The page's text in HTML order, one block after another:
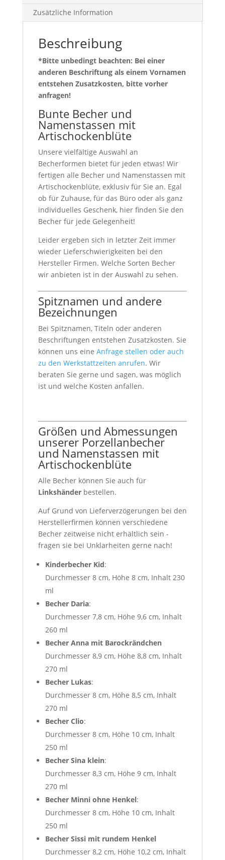
Zusätzliche Information
Beschreibung
*Bitte unbedingt beachten: Bei einer
anderen Beschriftung als einem Vornamen
entstehen Zusatzkosten, bitte vorher
anfragen!
Bunte Becher und
Namenstassen mit
Artischockenblüte
Unsere vielfältige Auswahl an
Becherformen bietet für jeden etwas! Wir
fertigen alle Becher und Namenstassen mit
Artischockenblüte, exklusiv für Sie an. Egal
ob für Zuhause, für das Büro oder als ganz
individuelles Geschenk, hier finden Sie den
Becher für jede Gelegenheit!
Leider ergeben sich in letzter Zeit immer
wieder Lieferschwierigkeiten bei den
Hersteller Firmen. Welche Sorten Becher
wir anbieten ist in der Auswahl zu sehen.
Spitznamen und andere
Bezeichnungen
Bei Spitznamen, Titeln oder anderen
Beschriftungen entstehen Zusatzkosten. Sie
können uns eine Anfrage stellen oder auch
zu den Werkstattzeiten anrufen. Wir
beraten Sie gerne und sagen, was möglich
ist und welche Kosten anfallen.
Größen und Abmessungen
unserer Porzellanbecher
und Namenstassen mit
Artischockenblüte
Alle Becher können Sie auch für
Linkshänderbestellen.
Auf Grund von Lieferverzögerungen bei den
Herstellerfirmen können verschiedene
Becher zeitweise nicht erhältlich sein -
fragen sie bei Unklarheiten gerne nach!
Kinderbecher Kid:
Durchmesser 8 cm, Höhe 8 cm, Inhalt 230
ml
Becher Daria:
Durchmesser 7,8 cm, Höhe 9,6 cm, Inhalt
260 ml
Becher Anna mit Barockrändchen
Durchmesser 8,9 cm, Höhe 8,8 cm, Inhalt
270 ml
Becher Lukas:
Durchmesser 8 cm, Höhe 8,5 cm, Inhalt
270 ml
Becher Clio:
Durchmesser 8 cm, Höhe 10 cm, Inhalt
250 ml
Becher Sina klein:
Durchmesser 8,3 cm, Höhe 9 cm, Inhalt
270 ml
Becher Minni ohne Henkel:
Durchmesser 8 cm, Höhe 10 cm, Inhalt
250 ml
Becher Sissi mit rundem Henkel
Durchmesser 8,2 cm, Höhe 10,2 cm, Inhalt